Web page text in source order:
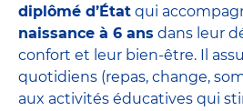
diplômé d’État qui
naissance à 6 ans dans leur
confort et leur bien-être. Il
quotidiens (repas, change,
aux activités éducatives qui